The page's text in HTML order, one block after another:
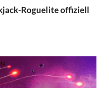
Roguelite offiziell